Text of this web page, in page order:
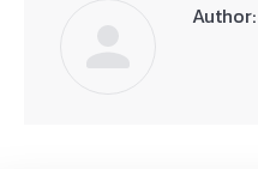
Author: